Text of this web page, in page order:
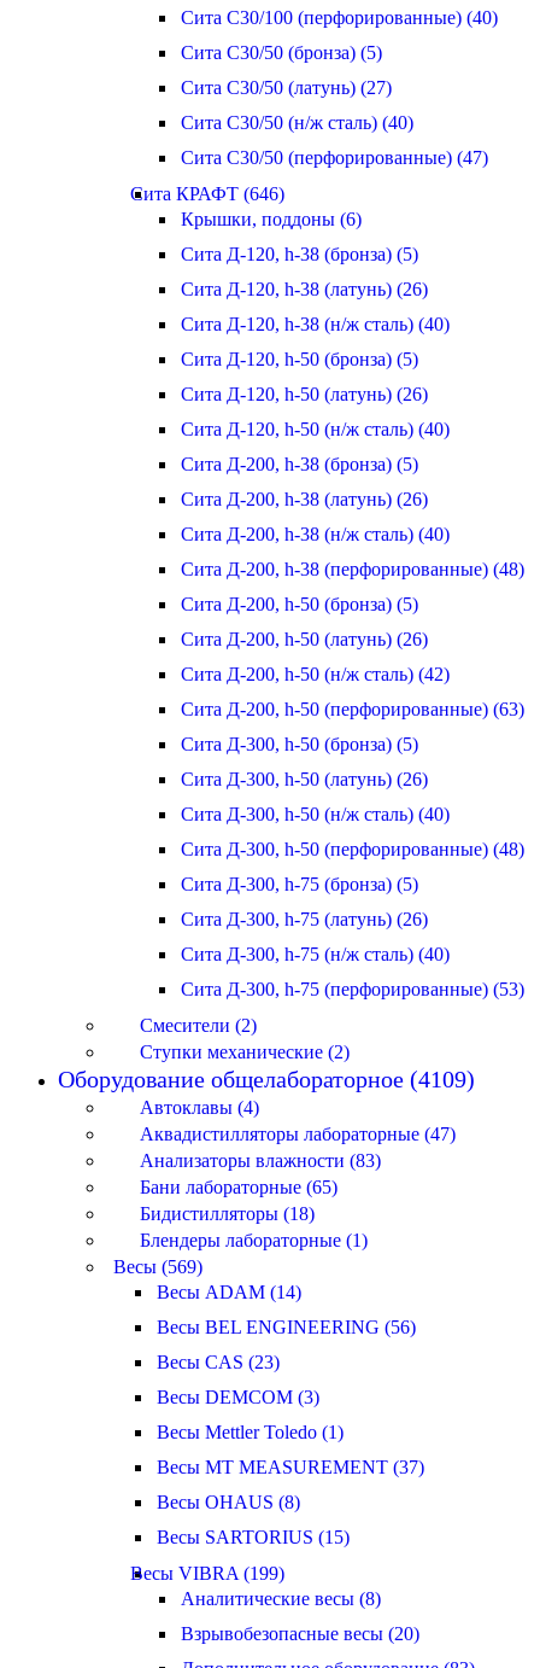
Сита С30/100 (перфорированные) (40)
Сита С30/50 (бронза) (5)
Сита С30/50 (латунь) (27)
Сита С30/50 (н/ж сталь) (40)
Сита С30/50 (перфорированные) (47)
Сита КРАФТ (646)
Крышки, поддоны (6)
Сита Д-120, h-38 (бронза) (5)
Сита Д-120, h-38 (латунь) (26)
Сита Д-120, h-38 (н/ж сталь) (40)
Сита Д-120, h-50 (бронза) (5)
Сита Д-120, h-50 (латунь) (26)
Сита Д-120, h-50 (н/ж сталь) (40)
Сита Д-200, h-38 (бронза) (5)
Сита Д-200, h-38 (латунь) (26)
Сита Д-200, h-38 (н/ж сталь) (40)
Сита Д-200, h-38 (перфорированные) (48)
Сита Д-200, h-50 (бронза) (5)
Сита Д-200, h-50 (латунь) (26)
Сита Д-200, h-50 (н/ж сталь) (42)
Сита Д-200, h-50 (перфорированные) (63)
Сита Д-300, h-50 (бронза) (5)
Сита Д-300, h-50 (латунь) (26)
Сита Д-300, h-50 (н/ж сталь) (40)
Сита Д-300, h-50 (перфорированные) (48)
Сита Д-300, h-75 (бронза) (5)
Сита Д-300, h-75 (латунь) (26)
Сита Д-300, h-75 (н/ж сталь) (40)
Сита Д-300, h-75 (перфорированные) (53)
Смесители (2)
Ступки механические (2)
Оборудование общелабораторное (4109)
Автоклавы (4)
Аквадистилляторы лабораторные (47)
Анализаторы влажности (83)
Бани лабораторные (65)
Бидистилляторы (18)
Блендеры лабораторные (1)
Весы (569)
Весы ADAM (14)
Весы BEL ENGINEERING (56)
Весы CAS (23)
Весы DEMCOM (3)
Весы Mettler Toledo (1)
Весы MT MEASUREMENT (37)
Весы OHAUS (8)
Весы SARTORIUS (15)
Весы VIBRA (199)
Аналитические весы (8)
Взрывобезопасные весы (20)